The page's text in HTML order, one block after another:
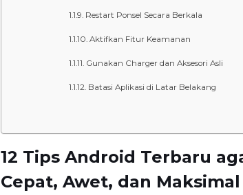
Restart Ponsel Secara Berkala
Aktifkan Fitur Keamanan
Gunakan Charger dan Aksesori Asli
Batasi Aplikasi di Latar Belakang
12 Tips Android Terbaru
Cepat, Awet, dan Maksimal